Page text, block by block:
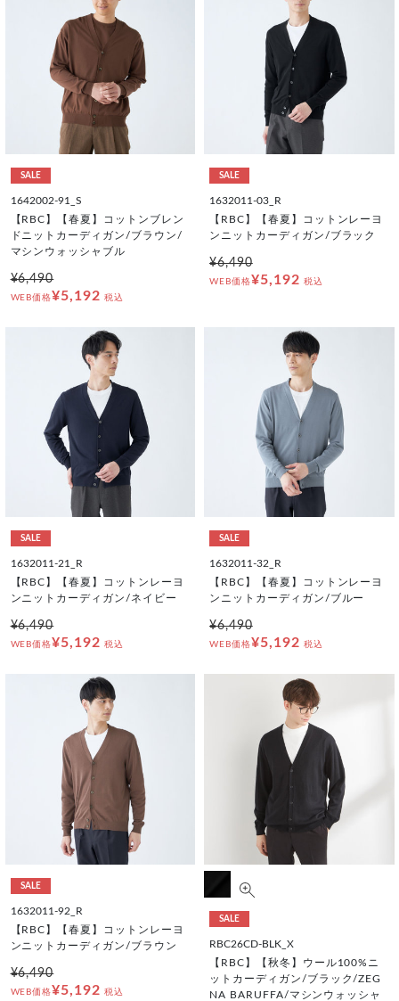
SALE
1642002-91_S
【RBC】【春夏】コットンブレン
ドニットカーディガン/ブラウン/
マシンウォッシャブル
¥6,490
WEB価格¥5,192 税込
SALE
1632011-03_R
【RBC】【春夏】コットンレーヨ
ンニットカーディガン/ブラック
¥6,490
WEB価格¥5,192 税込
SALE
1632011-21_R
【RBC】【春夏】コットンレーヨ
ンニットカーディガン/ネイビー
¥6,490
WEB価格¥5,192 税込
SALE
1632011-32_R
【RBC】【春夏】コットンレーヨ
ンニットカーディガン/ブルー
¥6,490
WEB価格¥5,192 税込
SALE
1632011-92_R
【RBC】【春夏】コットンレーヨ
ンニットカーディガン/ブラウン
¥6,490
WEB価格¥5,192 税込
SALE
RBC26CD-BLK_X
【RBC】【秋冬】ウール100%ニ
ットカーディガン/ブラック/ZEG
NA BARUFFA/マシンウォッシャ